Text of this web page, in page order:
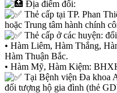
Địa điểm đổi:
Thẻ cấp tại TP. Phan
hoặc Trung tâm hành chính
Thẻ cấp ở các huyện:
• Hàm Liêm, Hàm Thắng,
Hàm Thuận Bắc.
• Hàm Mỹ, Hàm Kiệm:
Tại Bệnh viện Đa khoa
đối tượng hộ gia đình (thẻ